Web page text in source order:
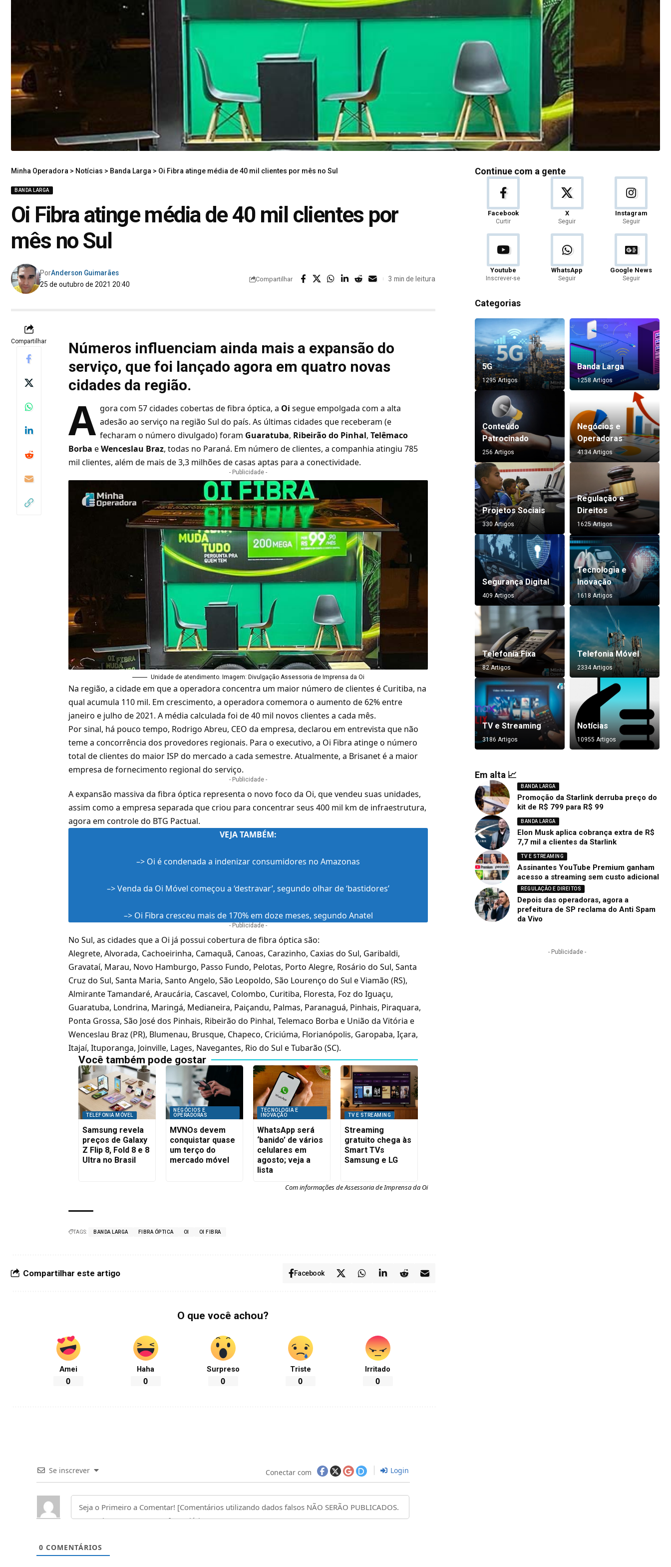
Minha Operadora > Notícias > Banda Larga > Oi Fibra atinge média de 40 mil clientes por mês no Sul
BANDA LARGA
Oi Fibra atinge média de 40 mil clientes por
mês no Sul
25 de outubro de 2021 20:40
PorAnderson Guimarães
Compartilhar 3 min de leitura
Compartilhar
Números influenciam ainda mais a expansão do
serviço, que foi lançado agora em quatro novas
cidades da região.
A gora com 57 cidades cobertas de fibra óptica, a Oi segue empolgada com a alta
adesão ao serviço na região Sul do país. As últimas cidades que receberam (e
fecharam o número divulgado) foram Guaratuba, Ribeirão do Pinhal,Telêmaco
Borba eWenceslau Braz, todas no Paraná. Em número de clientes, a companhia atingiu 785
mil clientes, além de mais de 3,3 milhões de casas aptas para a conectividade.
- Publicidade -
Unidade de atendimento. Imagem: Divulgação Assessoria de Imprensa da Oi
Na região, a cidade em que a operadora concentra um maior número de clientes é Curitiba, na
qual acumula 110 mil. Em crescimento, a operadora comemora o aumento de 62% entre
janeiro e julho de 2021. A média calculada foi de 40 mil novos clientes a cada mês.
Por sinal, há pouco tempo, Rodrigo Abreu, CEO da empresa, declarou em entrevista que não
teme a concorrência dos provedores regionais. Para o executivo, a Oi Fibra atinge o número
total de clientes do maior ISP do mercado a cada semestre. Atualmente, a Brisaneté a maior
empresa de fornecimento regional do serviço.
- Publicidade -
A expansão massiva da fibra óptica representa o novo foco da Oi, que vendeu suas unidades,
assim como a empresa separada que criou para concentrar seus 400 mil km de infraestrutura,
agora em controle do BTG Pactual.
VEJA TAMBÉM:
–> Oi é condenada a indenizar consumidores no Amazonas
–>Venda da Oi Móvel começou a ‘destravar’, segundo olhar de ‘bastidores’
–> Oi Fibra cresceu mais de 170% em doze meses, segundo Anatel
- Publicidade -
No Sul, as cidades que a Oi já possui cobertura defibra óptica são:
Alegrete, Alvorada, Cachoeirinha, Camaquã, Canoas, Carazinho, Caxias do Sul, Garibaldi,
Gravataí, Marau, Novo Hamburgo, Passo Fundo, Pelotas, Porto Alegre, Rosário do Sul, Santa
Cruz do Sul, Santa Maria, Santo Angelo, São Leopoldo, São Lourenço do Sul e Viamão (RS),
Almirante Tamandaré, Araucária, Cascavel, Colombo, Curitiba, Floresta, Foz do Iguaçu,
Guaratuba, Londrina, Maringá, Medianeira, Paiçandu, Palmas, Paranaguá, Pinhais, Piraquara,
Ponta Grossa, São José dos Pinhais, Ribeirão do Pinhal, Telemaco Borba e União da Vitória e
Wenceslau Braz (PR), Blumenau, Brusque, Chapeco, Criciúma, Florianópolis, Garopaba, Içara,
Itajaí, Ituporanga, Joinville, Lages, Navegantes, Rio do Sul e Tubarão (SC).
Você também pode gostar
TELEFONIA MÓVEL
Samsung revela
preços de Galaxy
Z Flip 8, Fold 8 e 8
Ultra no Brasil
NEGÓCIOS E
OPERADORAS
MVNOs devem
conquistar quase
um terço do
mercado móvel
TECNOLOGIA E
INOVAÇÃO
WhatsApp será
‘banido’ de vários
celulares em
agosto; veja a
lista
TV E STREAMING
Streaming
gratuito chega às
Smart TVs
Samsung e LG
Com informações de Assessoria de Imprensa da Oi
TAGS: BANDA LARGA FIBRA ÓPTICA OI OI FIBRA
Compartilhar este artigo Facebook
O que você achou?
Amei
0
Haha
0
Surpreso
0
Triste
0
Irritado
0
Se inscrever Conectar com Login
0 COMENTÁRIOS
Continue com a gente
Facebook
Curtir
X
Seguir
Instagram
Seguir
Youtube
Inscrever-se
WhatsApp
Seguir
Google News
Seguir
Categorias
5G
1295 Artigos
Banda Larga
1258 Artigos
Conteúdo
Patrocinado
256 Artigos
Negócios e
Operadoras
4134 Artigos
Projetos Sociais
330 Artigos
Regulação e
Direitos
1625 Artigos
Segurança Digital
409 Artigos
Tecnologia e
Inovação
1618 Artigos
Telefonia Fixa
82 Artigos
Telefonia Móvel
2334 Artigos
TV e Streaming
3186 Artigos
Notícias
10955 Artigos
Em alta 📈
BANDA LARGA
Promoção da Starlink derruba preço do
kit de R$ 799 para R$ 99
BANDA LARGA
Elon Musk aplica cobrança extra de R$
7,7 mil a clientes da Starlink
TV E STREAMING
Assinantes YouTube Premium ganham
acesso a streaming sem custo adicional
REGULAÇÃO E DIREITOS
Depois das operadoras, agora a
prefeitura de SP reclama do Anti Spam
da Vivo
- Publicidade -